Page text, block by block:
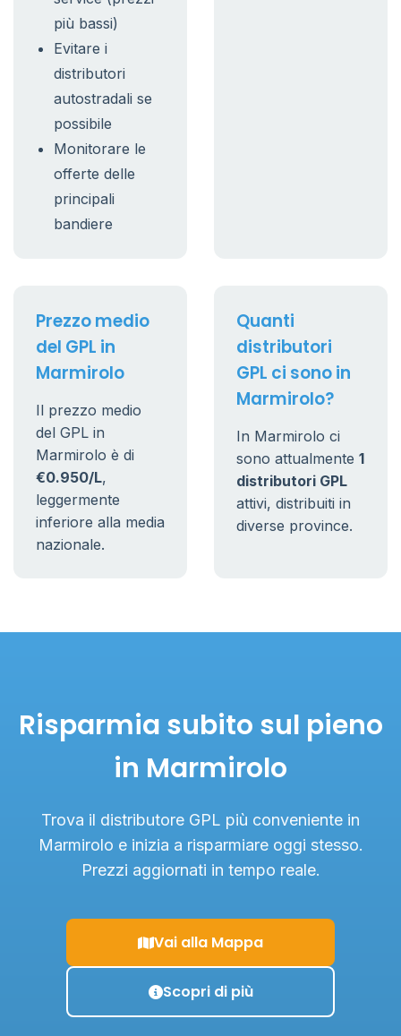
più bassi)
Evitare i
distributori
autostradali se
possibile
Monitorare le
offerte delle
principali
bandiere
Prezzo medio
del GPL in
Marmirolo
Il prezzo medio
del GPL in
Marmirolo è di
€0.950/L,
leggermente
inferiore alla media
nazionale.
Quanti
distributori
GPL ci sono in
Marmirolo?
In Marmirolo ci
sono attualmente 1
distributori GPL
attivi, distribuiti in
diverse province.
Risparmia subito sul pieno
in Marmirolo
Trova il distributore GPL più conveniente in
Marmirolo e inizia a risparmiare oggi stesso.
Prezzi aggiornati in tempo reale.
Vai alla Mappa
Scopri di più